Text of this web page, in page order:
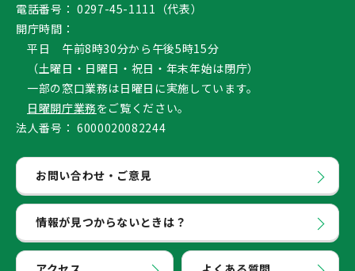
電話番号： 0297-45-1111（代表）
開庁時間：
平日 午前8時30分から午後5時15分
（土曜日・日曜日・祝日・年末年始は閉庁）
一部の窓口業務は日曜日に実施しています。
日曜開庁業務をご覧ください。
法人番号： 6000020082244
お問い合わせ・ご意見
情報が見つからないときは？